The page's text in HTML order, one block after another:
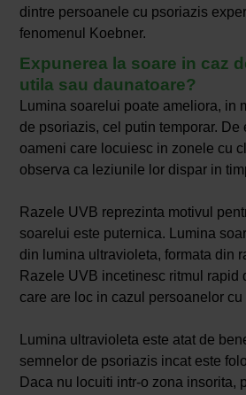
dintre persoanele cu psoriazis
fenomenul Koebner.
Expunerea la soare in caz
utila sau daunatoare?
Lumina soarelui poate ameliora, in
de psoriazis, cel putin temporar. De
oameni care locuiesc in zonele cu
observa ca leziunile lor dispar in
Razele UVB reprezinta motivul
soarelui este puternica. Lumina
din lumina ultravioleta, formata din
Razele UVB incetinesc ritmul rapid
care are loc in cazul persoanelor cu
Lumina ultravioleta este atat de
semnelor de psoriazis incat este
Daca nu locuiti intr-o zona insorita,